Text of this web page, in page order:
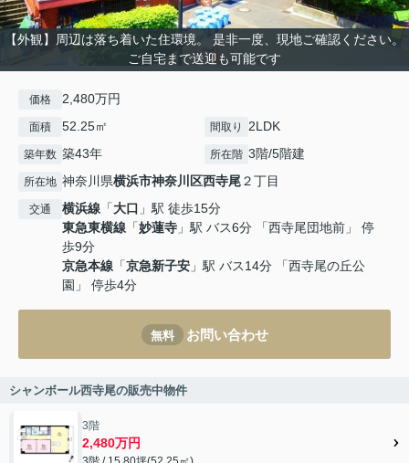
【外観】周辺は落ち着いた住環境。 是非一度、現地ご確認ください。
ご自宅まで送迎も可能です
価格 2,480万円
面積 52.25㎡ 間取り 2LDK
築年数 築43年 所在階 3階/5階建
所在地 神奈川県横浜市神奈川区西寺尾２丁目
交通 横浜線 「大口 」駅 徒歩15分
東急東横線 「妙蓮寺 」駅 バス6分 「西寺尾団地前」 停
歩9分
京急本線 「京急新子安 」駅 バス14分 「西寺尾の丘公
園」 停歩4分
無料 お問い合わせ
シャンボール西寺尾の販売中物件
3階
2,480万円